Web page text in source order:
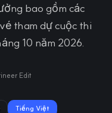
bao gồm các
tham dự cuộc thi
10 năm 2026.
Edit
Tiếng Việt